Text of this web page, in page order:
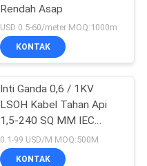
Rendah Asap
USD 0.5-60/meter MOQ:1000m
KONTAK
Inti Ganda 0,6 / 1KV
LSOH Kabel Tahan Api
1,5-240 SQ MM IEC
60332
0.1-99 USD/M MOQ:500M
KONTAK